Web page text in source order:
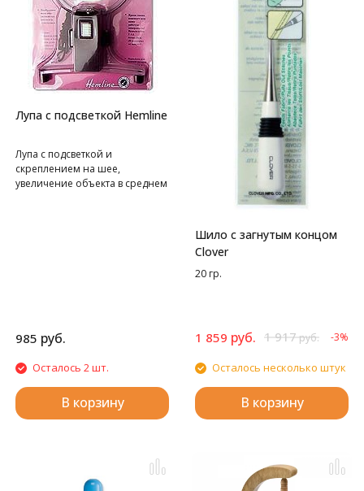
Лупа с подсветкой Hemline
Лупа с подсветкой и
скреплением на шее,
увеличение объекта в среднем
985 руб.
Осталось 2 шт.
В корзину
Шило с загнутым концом
Clover
20 гр.
1 859 руб. 1 917руб. -3%
Осталось несколько штук
В корзину